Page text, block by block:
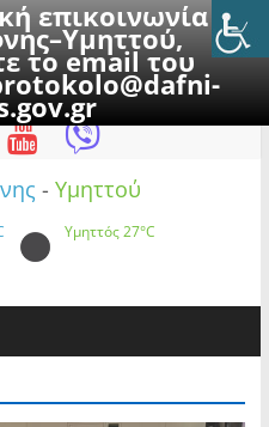
επικοινωνία με
το email του
2026
- Υμηττού
Υμηττός27°C